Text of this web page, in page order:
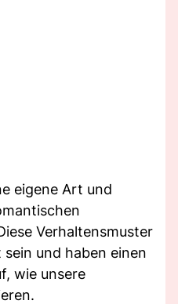
eigene Art und
Verhaltensmuster
und haben einen
wie unsere